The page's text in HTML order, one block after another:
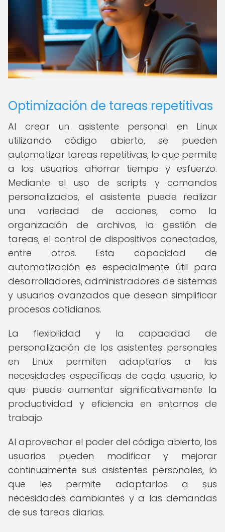
Optimización de tareas repetitivas
Al crear un asistente personal en Linux
utilizando código abierto, se pueden
automatizar tareas repetitivas, lo que permite
a los usuarios ahorrar tiempo y esfuerzo.
Mediante el uso de scripts y comandos
personalizados, el asistente puede realizar
una variedad de acciones, como la
organización de archivos, la gestión de
tareas, el control de dispositivos conectados,
entre otros. Esta capacidad de
automatización es especialmente útil para
desarrolladores, administradores de sistemas
y usuarios avanzados que desean simplificar
procesos cotidianos.
La flexibilidad y la capacidad de
personalización de los asistentes personales
en Linux permiten adaptarlos a las
necesidades específicas de cada usuario, lo
que puede aumentar significativamente la
productividad y eficiencia en entornos de
trabajo.
Al aprovechar el poder del código abierto, los
usuarios pueden modificar y mejorar
continuamente sus asistentes personales, lo
que les permite adaptarlos a sus
necesidades cambiantes y a las demandas
de sus tareas diarias.